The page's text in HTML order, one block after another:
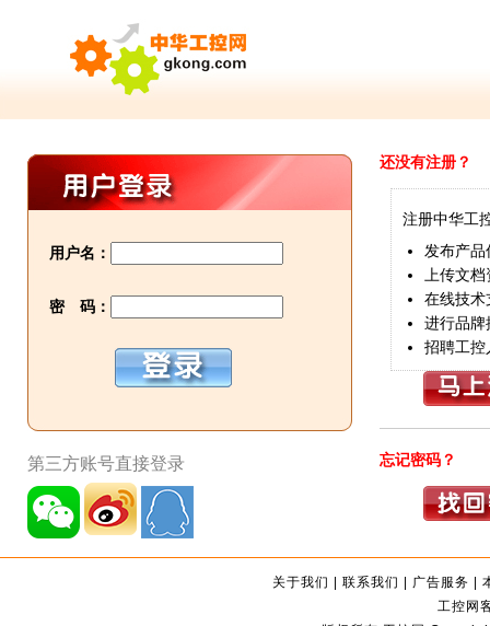
用户名：
密 码：
第三方账号直接登录
还没有注册？
注册中华工
发布产品
上传文档
在线技术
进行品牌
招聘工控
忘记密码？
关于我们 |联系我们 | 广告服务 |
工控网